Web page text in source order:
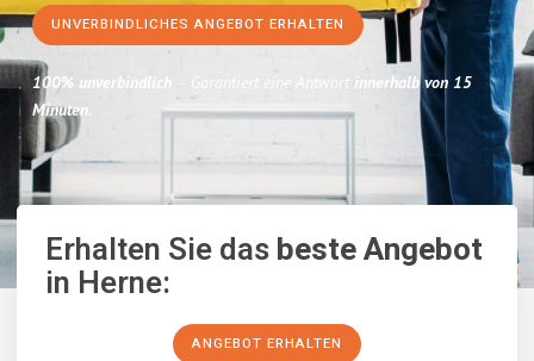
UNVERBINDLICHES ANGEBOT ERHALTEN
100% unverbindlich – Garantiert eine Antwort innerhalb von 15
Minuten.
Erhalten Sie dasbeste Angebot
in Herne:
ANGEBOT ERHALTEN